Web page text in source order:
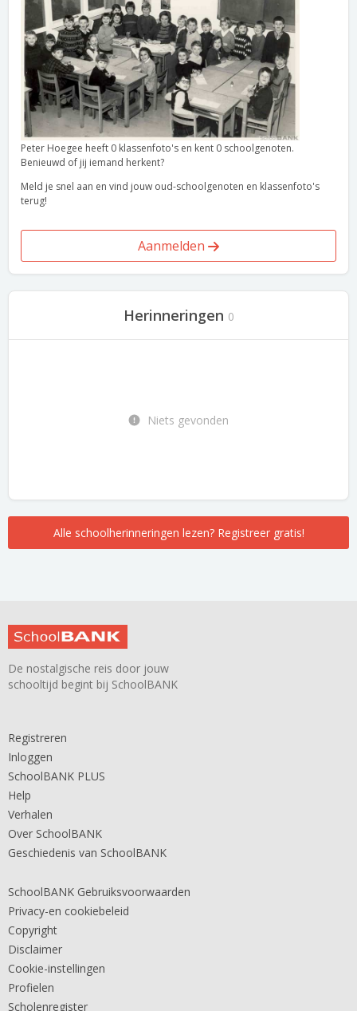
Peter Hoegee heeft 0 klassenfoto's en kent 0 schoolgenoten.
Benieuwd of jij iemand herkent?
Meld je snel aan en vind jouw oud-schoolgenoten en klassenfoto's
terug!
Aanmelden
Herinneringen 0
Niets gevonden
Alle schoolherinneringen lezen? Registreer gratis!
De nostalgische reis door jouw
schooltijd begint bij SchoolBANK
Registreren
Inloggen
SchoolBANK PLUS
Help
Verhalen
Over SchoolBANK
Geschiedenis van SchoolBANK
SchoolBANK Gebruiksvoorwaarden
Privacy-en cookiebeleid
Copyright
Disclaimer
Cookie-instellingen
Profielen
Scholenregister